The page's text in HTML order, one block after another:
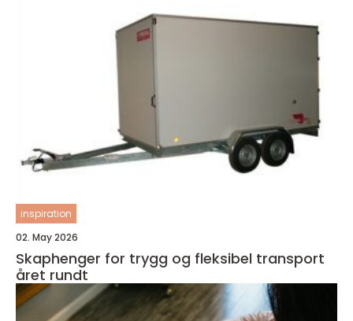
inspiration
02. May 2026
Skaphenger for trygg og fleksibel transport
året rundt